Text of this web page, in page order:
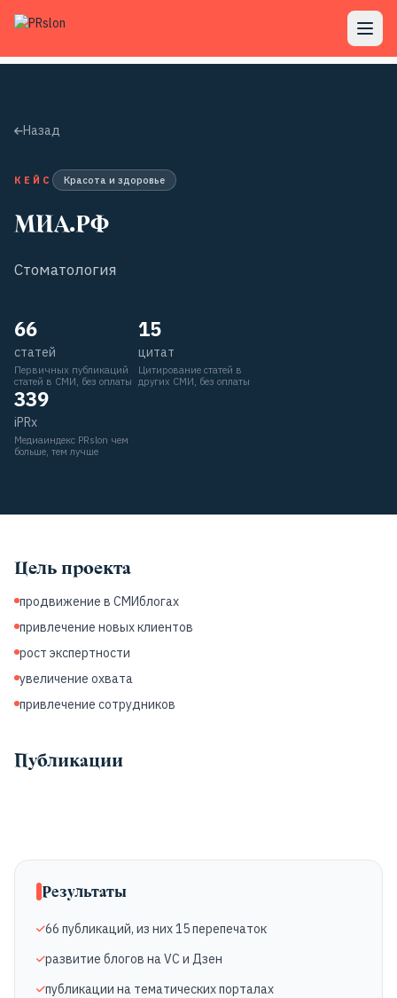
Назад
КЕЙС Красота и здоровье
МИА.РФ
Стоматология
66
статей
Первичных публикаций
статей в СМИ, без оплаты
15
цитат
Цитирование статей в
других СМИ, без оплаты
339
iPRx
Медиаиндекс PRslon чем
больше, тем лучше
Цель проекта
продвижение в СМИблогах
привлечение новых клиентов
рост экспертности
увеличение охвата
привлечение сотрудников
Публикации
Результаты
66 публикаций, из них 15 перепечаток
развитие блогов на VC и Дзен
публикации на тематических порталах